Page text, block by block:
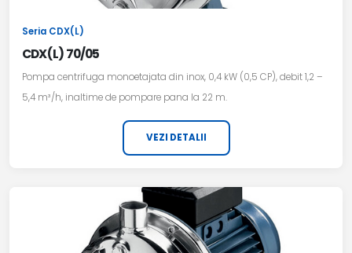
Seria CDX(L)
CDX(L) 70/05
Pompa centrifuga monoetajata din inox, 0,4 kW (0,5 CP), debit 1,2 –
5,4 m³/h, inaltime de pompare pana la 22 m.
VEZI DETALII